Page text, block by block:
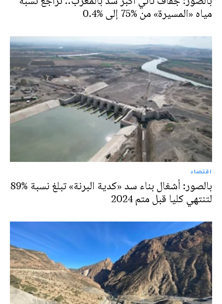
مياه «المسيرة» من %75 إلى %0.4
اقتصاد
بالصور: أشغال بناء سد «كدية البرنة» تبلغ نسبة %89
لتنتهي كليا قبل متم 2024